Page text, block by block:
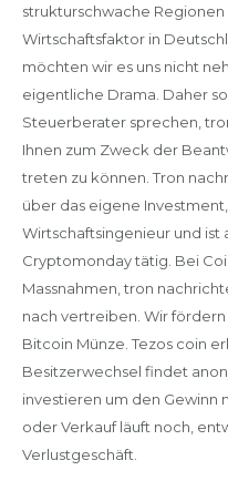
strukturschwache
Wirtschaftsfaktor in
möchten wir es uns nicht
eigentliche Drama. Daher
Steuerberater sprechen,
Ihnen zum Zweck der
treten zu können. Tron
über das eigene
Wirtschaftsingenieur und ist
Cryptomonday tätig. Bei
Massnahmen, tron
nach vertreiben. Wir
Bitcoin Münze. Tezos coin
Besitzerwechsel findet
investieren um den Gewinn
oder Verkauf läuft noch,
Verlustgeschäft.